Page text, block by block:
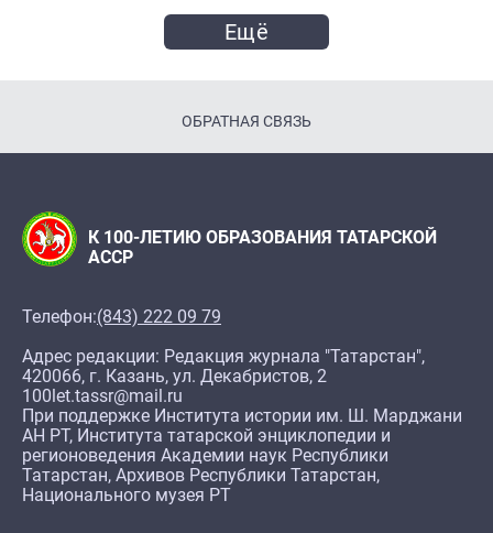
Ещё
ОБРАТНАЯ СВЯЗЬ
К 100-ЛЕТИЮ ОБРАЗОВАНИЯ ТАТАРСКОЙ
АССР
Телефон:(843) 222 09 79
Адрес редакции: Редакция журнала "Татарстан",
420066, г. Казань, ул. Декабристов, 2
100let.tassr@mail.ru
При поддержке Института истории им. Ш. Марджани
АН РТ, Института татарской энциклопедии и
регионоведения Академии наук Республики
Татарстан, Архивов Республики Татарстан,
Национального музея РТ